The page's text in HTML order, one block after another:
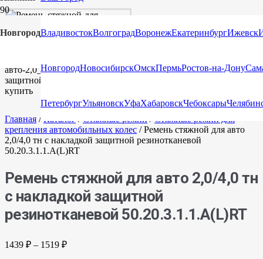
НовгородВладивостокВолгоградВоронежЕкатеринбургИжевск
НовгородНовосибирскОмскПермьРостов-на-Дону
ПетербургУльяновскУфаХабаровскЧебоксары
Главная / Каталог / Стяжные ремни / Стяжные ремни для
крепления автомобильных колес / Ремень стяжной для авто
2,0/4,0 тн с накладкой защитной резинотканевой
50.20.3.1.1.А(L)RT
Ремень стяжной для авто 2,0/4,0 тн
с накладкой защитной
резинотканевой 50.20.3.1.1.А(L)RT
1439 ₽ – 1519 ₽